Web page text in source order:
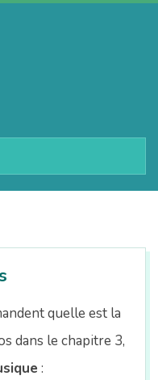
quelle est la
dans le chapitre 3,
: